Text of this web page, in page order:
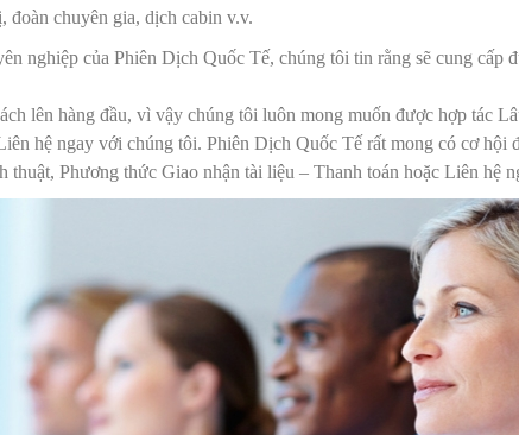
chuyên gia, dịch cabin v.v.
nghiệp của Phiên Dịch Quốc Tế, chúng tôi tin rằng sẽ cung cấp
lên hàng đầu, vì vậy chúng tôi luôn mong muốn được hợp tác
hệ ngay với chúng tôi. Phiên Dịch Quốc Tế rất mong có cơ hội
Phương thức Giao nhận tài liệu – Thanh toán hoặc Liên hệ